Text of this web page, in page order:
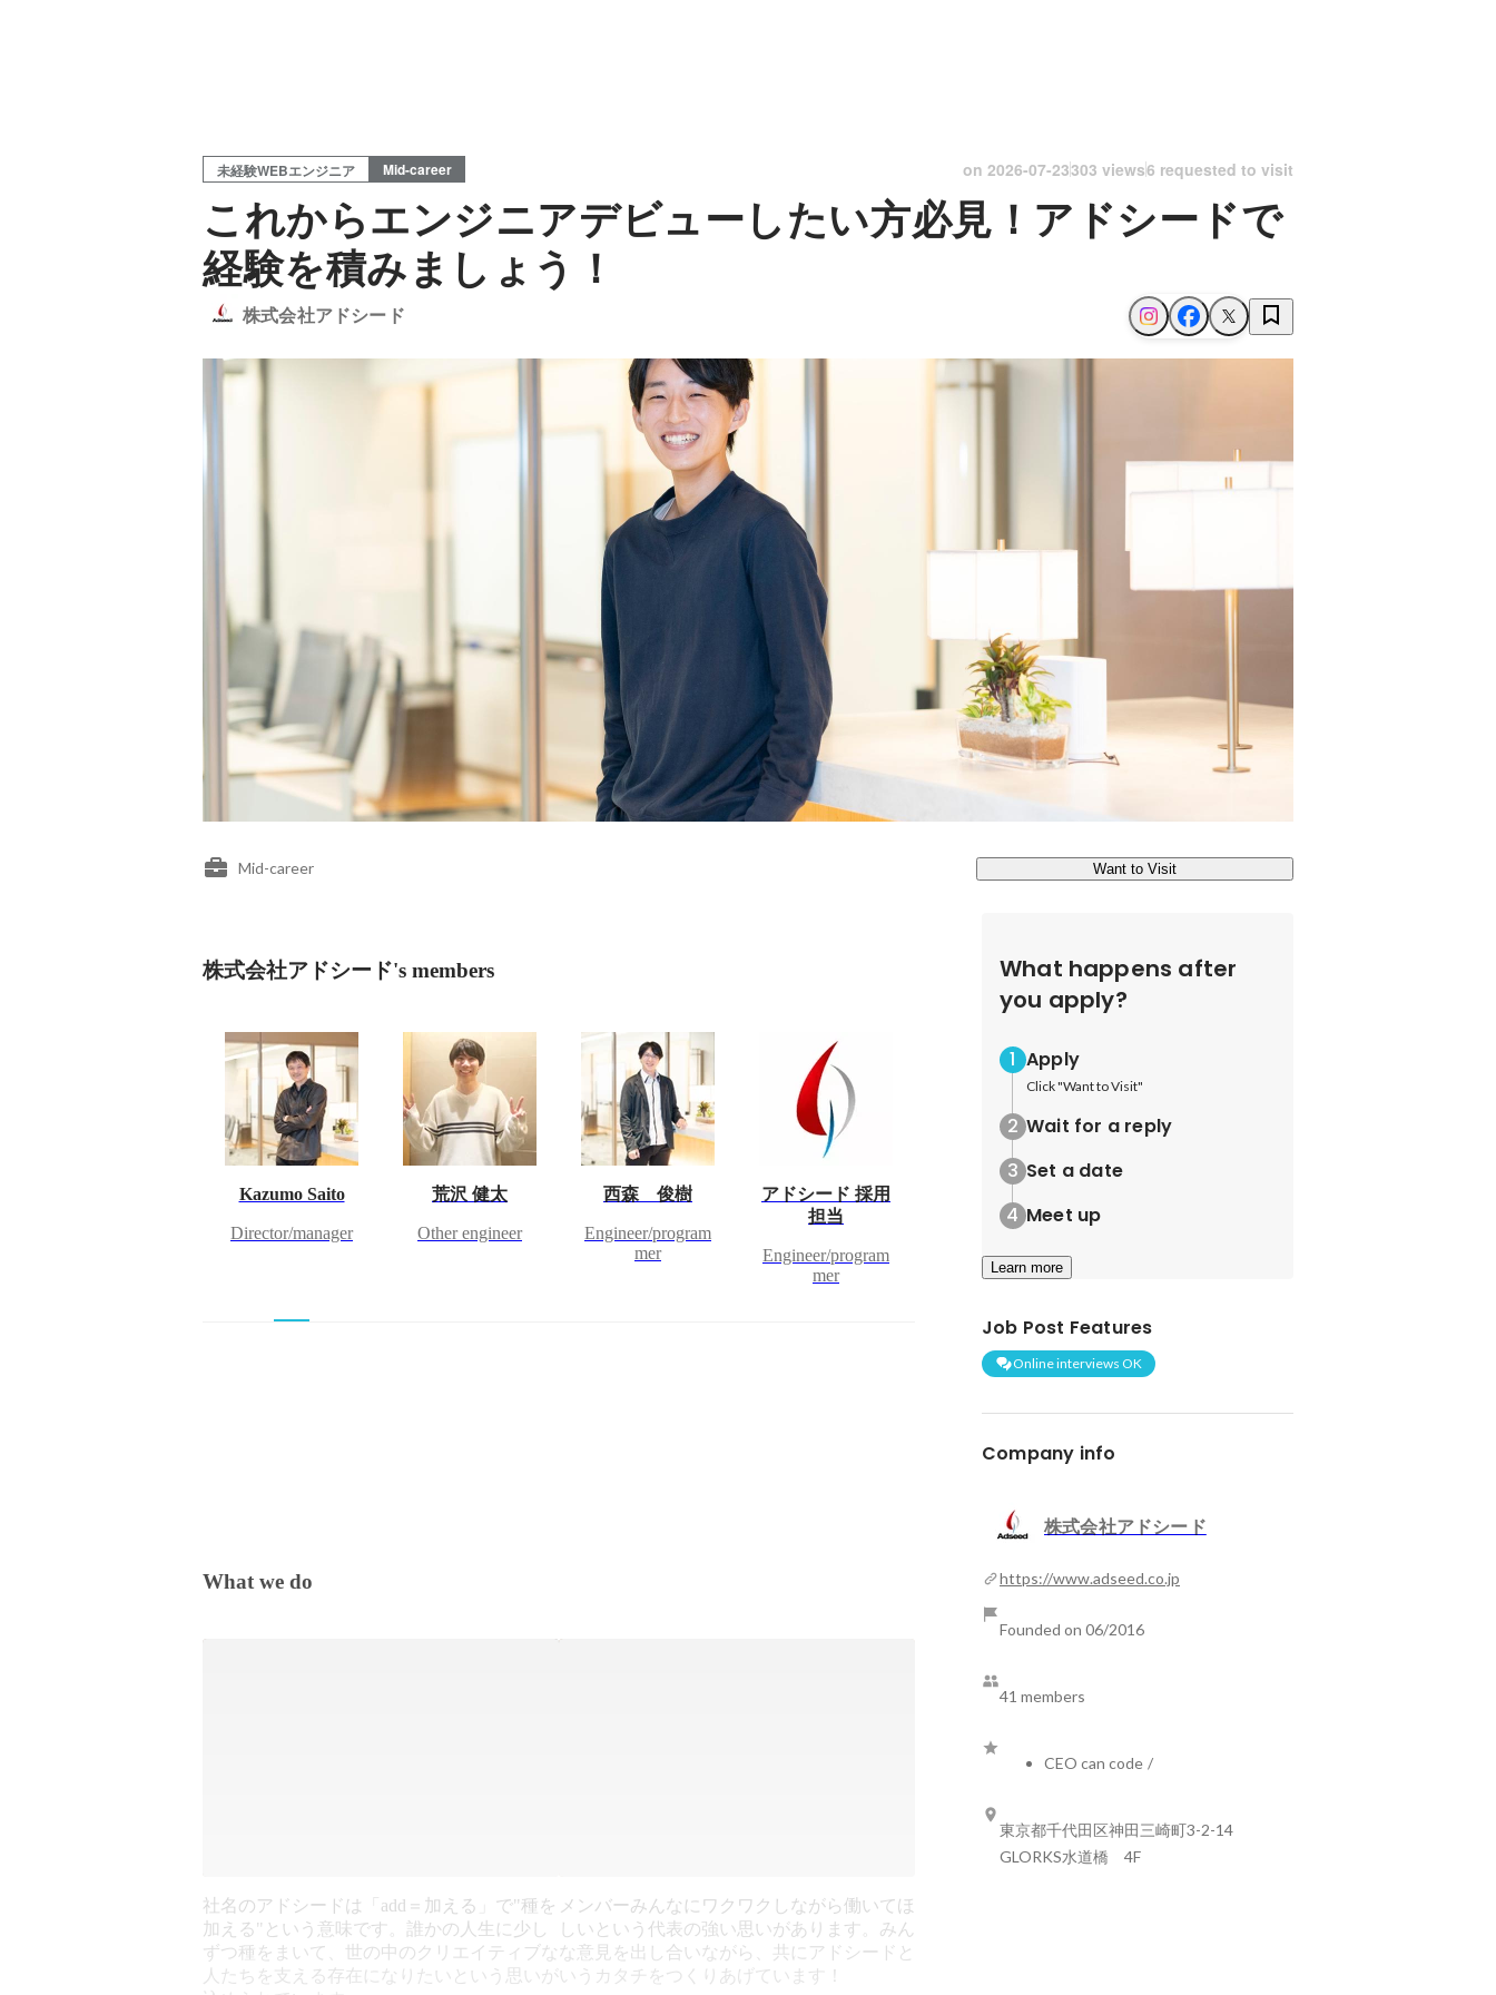
未経験WEBエンジニア Mid-career on 2026-07-23303 views6 requested to visit
これからエンジニアデビューしたい方必見！アドシードで
経験を積みましょう！
株式会社アドシード
Mid-career Want to Visit
株式会社アドシード's members
Kazumo Saito
Director/manager
荒沢 健太
Other engineer
西森 俊樹
Engineer/program
mer
アドシード 採用
担当
Engineer/program
mer
What we do
社名のアドシードは「add＝加える」で"種を
加える"という意味です。誰かの人生に少し
ずつ種をまいて、世の中のクリエイティブな
人たちを支える存在になりたいという思いが
メンバーみんなにワクワクしながら働いてほ
しいという代表の強い思いがあります。みん
な意見を出し合いながら、共にアドシードと
いうカタチをつくりあげています！
What happens after
you apply?
Apply
Click "Want to Visit"
Wait for a reply
Set a date
Meet up
Learn more
Job Post Features
Online interviews OK
Company info
株式会社アドシード
https://www.adseed.co.jp
Founded on 06/2016
41 members
CEO can code /
東京都千代田区神田三崎町3-2-14
GLORKS水道橋 4F